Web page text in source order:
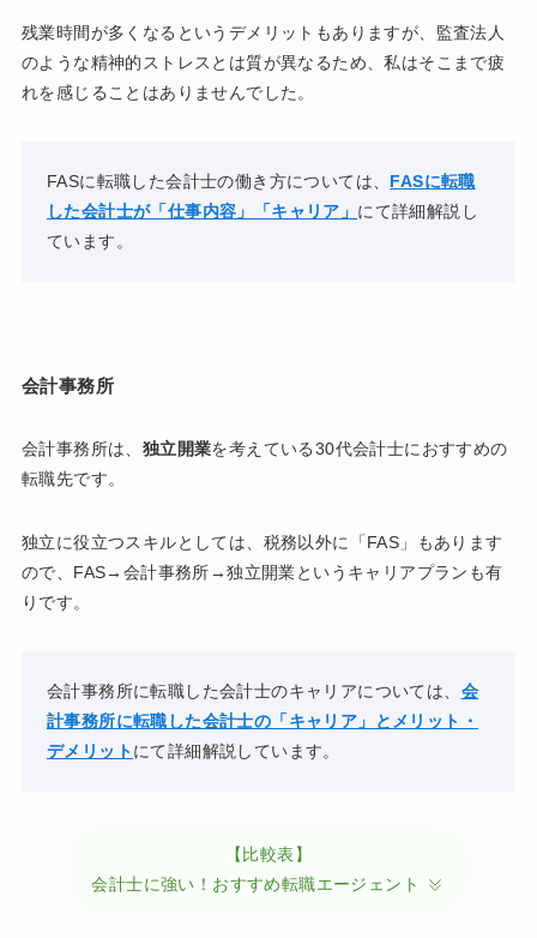
残業時間が多くなるというデメリットもありますが、監査法人
のような精神的ストレスとは質が異なるため、私はそこまで疲
れを感じることはありませんでした。
FASに転職した会計士の働き方については、 FASに転職
した会計士が「仕事内容」「キャリア」 にて詳細解説し
ています。
会計事務所
会計事務所は、 独立開業を考えている30代会計士におすすめの
転職先です。
独立に役立つスキルとしては、税務以外に「FAS」もあります
ので、FAS→会計事務所→独立開業というキャリアプランも有
りです。
会計事務所に転職した会計士のキャリアについては、 会
計事務所に転職した会計士の「キャリア」とメリット・
デメリットにて詳細解説しています。
【比較表】
会計士に強い！おすすめ転職エージェント